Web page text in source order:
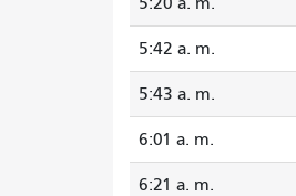
5:42 a. m.
5:43 a. m.
6:01 a. m.
6:21 a. m.